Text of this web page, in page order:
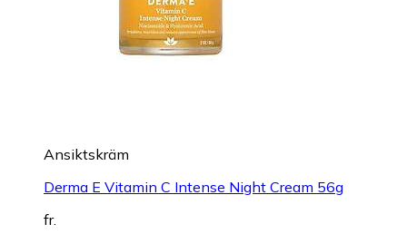
Ansiktskräm
Derma E Vitamin C Intense Night Cream 56g
fr.